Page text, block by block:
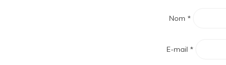
Nom *
E-mail *